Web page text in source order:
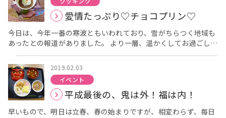
が、今まで様々な出来事を経験された人生の大先輩である利用者
様が、少しでも満たされた気持ちで最期の時を迎えられるよう
に、「アーバンケアに来て良かった」と思って頂けるように、こ
れからも、私たち職員と、ご家族様とで連携して、利用者様の人
生の最期まで向き合えるような看取りケアを心掛けていきたいと
思います。 ブログ担当：栄養課 村上
おられる方たちに、少しでも役に立てばという事で、作ってくだ
さいました。 お心遣いに感謝でいっぱいです！！ 私達、社会福
祉法人 由寿会は日々、地域の皆様に支えられています。 そのお
気持ちに少しでも応えていけるように、日々の業務を精一杯努め
ていきます！！ 友の会活動については、今後、ブログでご報告さ
せて頂きます。
愛情たっぷり♡チョコプリン♡
今日は、今年一番の寒波ともいわれており、雪がちらつく地域も
あったとの報道がありました。 より一層、温かくしてお過ごしく
ださい。 アーバンケア御厨では、毎月各フロアで1回ずつ昼食
か3時のおやつを作って頂く「ホームクッキング」というレクレ
ーションを行っています。 来月は、どんなメニューにしよう
か、施設の栄養士と各フロアの介護士が相談し、時にはご利用者
様の意見も参考にしながら企画しています。 昔は、毎日お料理
をされていた方々が大勢いらっしゃるおかげで、毎月その季節に
合った美味しい食事やおやつを食べることが出来るので、 「今
2019.02.03
イベント
平成最後の、鬼は外！福は内！
早いもので、明日は立春、春の始まりですが、相変わらず、毎日